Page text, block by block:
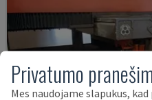
Privatumo
Mes naudojame slapukus,